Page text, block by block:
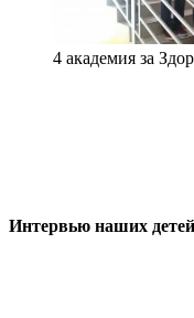
4 академия за
Интервью наших